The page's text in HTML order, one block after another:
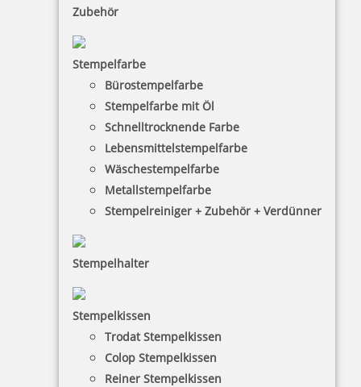
Zubehör
Stempelfarbe
Bürostempelfarbe
Stempelfarbe mit Öl
Schnelltrocknende Farbe
Lebensmittelstempelfarbe
Wäschestempelfarbe
Metallstempelfarbe
Stempelreiniger + Zubehör + Verdünner
Stempelhalter
Stempelkissen
Trodat Stempelkissen
Colop Stempelkissen
Reiner Stempelkissen
HINWEISE
Versandinformationen